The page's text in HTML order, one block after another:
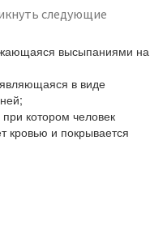
следующие
высыпаниями на
в виде
котором человек
кровью и покрывается